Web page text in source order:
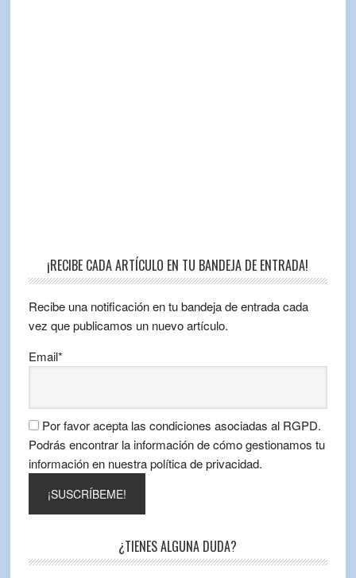
¡RECIBE CADA ARTÍCULO EN TU BANDEJA DE ENTRADA!
Recibe una notificación en tu bandeja de entrada cada
vez que publicamos un nuevo artículo.
Email*
Por favor acepta las condiciones asociadas al RGPD.
Podrás encontrar la información de cómo gestionamos tu
información en nuestra política de privacidad.
¿TIENES ALGUNA DUDA?